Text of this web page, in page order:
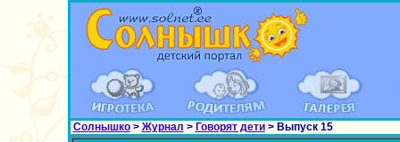
Солнышко> Журнал > Говорят дети> Выпуск 15